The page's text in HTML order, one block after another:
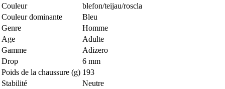
Couleur
blefon/teijau/roscla
Couleur dominante
Bleu
Genre
Homme
Age
Adulte
Gamme
Adizero
Drop
6 mm
Poids de la chaussure (g) 193
Stabilité
Neutre